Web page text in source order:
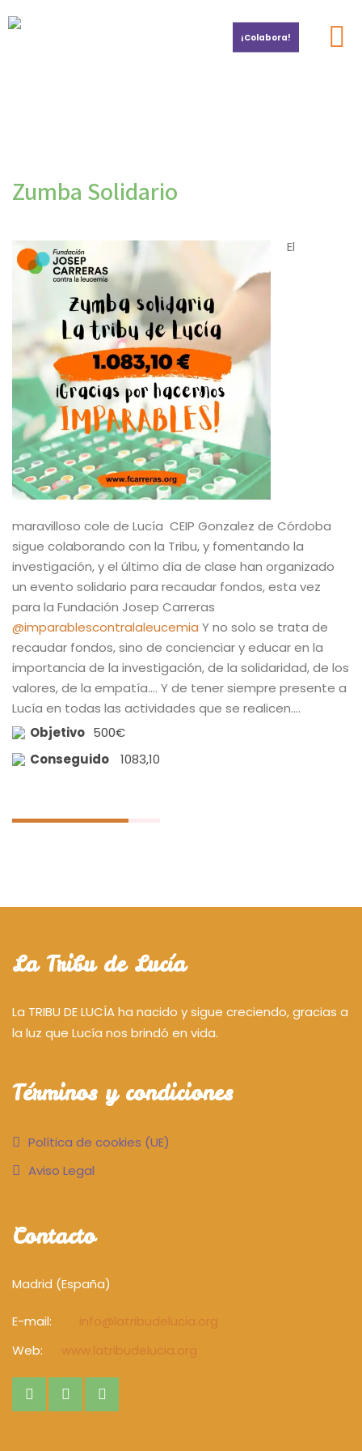
¡Colabora!
Zumba Solidario
El
maravilloso cole de Lucía CEIP Gonzalez de Córdoba
sigue colaborando con la Tribu, y fomentando la
investigación, y el último día de clase han organizado
un evento solidario para recaudar fondos, esta vez
para la Fundación Josep Carreras
@imparablescontralaleucemia Y no solo se trata de
recaudar fondos, sino de concienciar y educar en la
importancia de la investigación, de la solidaridad, de los
valores, de la empatía…. Y de tener siempre presente a
Lucía en todas las actividades que se realicen….
Objetivo 500€
Conseguido
1083,10
La Tribu de Lucía
La TRIBU DE LUCÍA ha nacido y sigue creciendo, gracias a
la luz que Lucía nos brindó en vida.
Términos y condiciones
Política de cookies (UE)
Aviso Legal
Contacto
Madrid (España)
E-mail:
info@latribudelucia.org
Web:
www.latribudelucia.org